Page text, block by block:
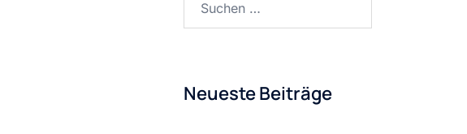
nach:
Neueste Beiträge